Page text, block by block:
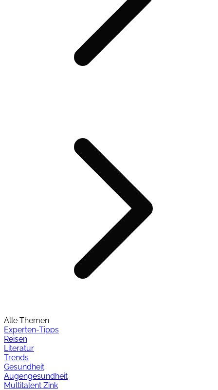
Alle Themen
Experten-Tipps
Reisen
Literatur
Trends
Gesundheit
Augengesundheit
Multitalent Zink